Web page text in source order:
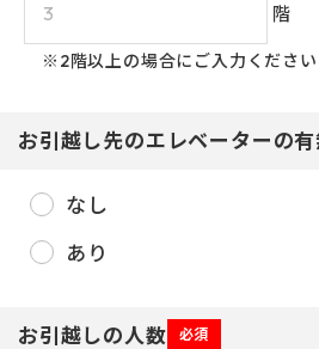
階
※2階以上の場合にご入力ください
お引越し先のエレベーターの有
なし
あり
お引越しの人数 必須